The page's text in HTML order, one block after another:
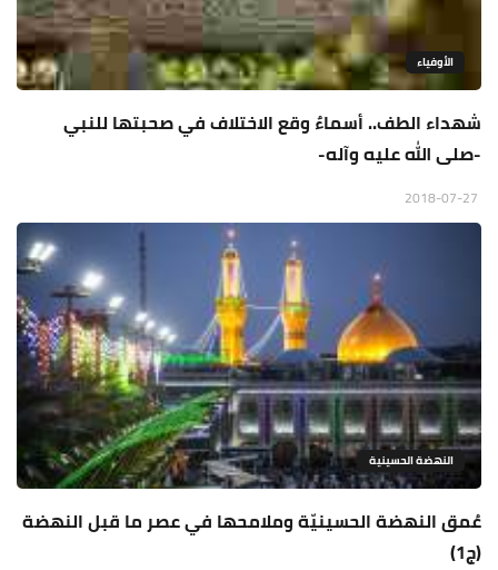
الأوفياء
شهداء الطف.. أسماءٌ وقع الاختلاف في صحبتها للنبي
-صلى الله عليه وآله-
النهضة الحسينية
عُمق النهضة الحسينيّة وملامحها في عصر ما قبل النهضة
(ج1)